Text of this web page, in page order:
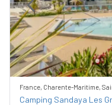
Previous
France, Charente-Maritime,
Camping Sandaya Les